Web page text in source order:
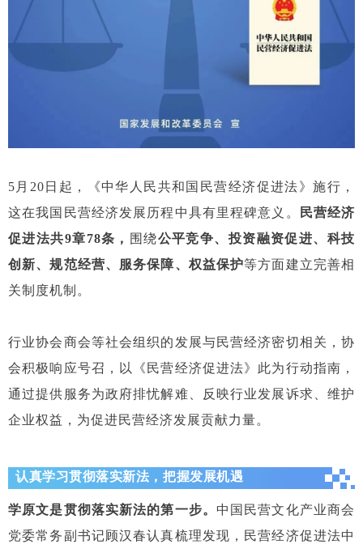
5月20日起，《中华人民共和国民营经济促进法》施行，
这在我国民营经济发展历程中具有里程碑意义。
民营经济
促进法共9章78条， 围绕公平竞争、投资融资促进、科技
创新、规范经营、服务保障、权益保护等方面建立完善相
关制度机制。
行业协会商会等社会组织的发展与民营经济密切相关，协
会积极响应号召，以《民营经济促进法》此为行动指南，
通过提供服务为政府排忧解难、反映行业发展诉求、维护
企业权益，为促进民营经济发展贡献力量。
认真学习贯彻落实新法，把握发展机遇
学原文是贯彻落实新法的第一步。 中国民营文化产业商会
党委常务副书记顾汉春认真梳理发现，民营经济促进法中